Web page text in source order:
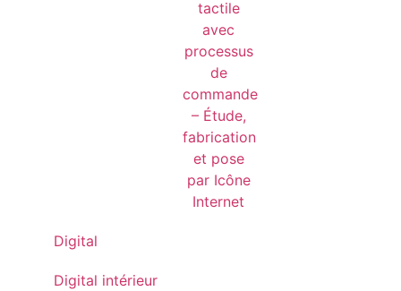
Digital
Digital intérieur